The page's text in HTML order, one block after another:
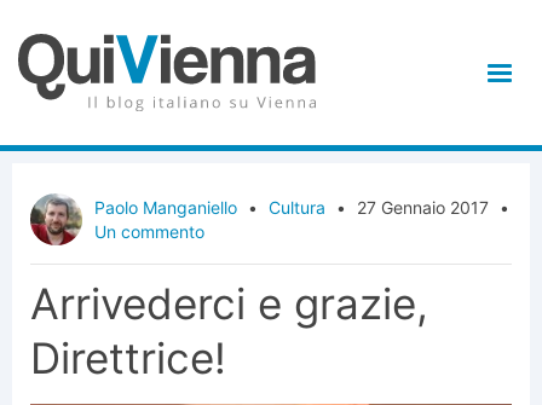
Paolo Manganiello • Cultura • 27 Gennaio 2017 •
Un commento
Arrivederci e grazie,
Direttrice!